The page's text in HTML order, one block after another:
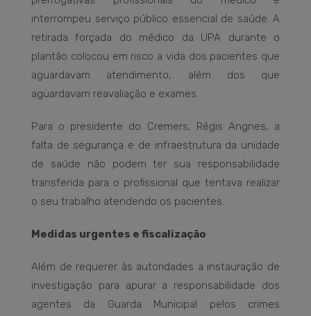
interrompeu serviço público essencial de saúde. A
retirada forçada do médico da UPA durante o
plantão colocou em risco a vida dos pacientes que
aguardavam atendimento, além dos que
aguardavam reavaliação e exames.
Para o presidente do Cremers, Régis Angnes, a
falta de segurança e de infraestrutura da unidade
de saúde não podem ter sua responsabilidade
transferida para o profissional que tentava realizar
o seu trabalho atendendo os pacientes.
Medidas urgentes e fiscalização
Além de requerer às autoridades a instauração de
investigação para apurar a responsabilidade dos
agentes da Guarda Municipal pelos crimes